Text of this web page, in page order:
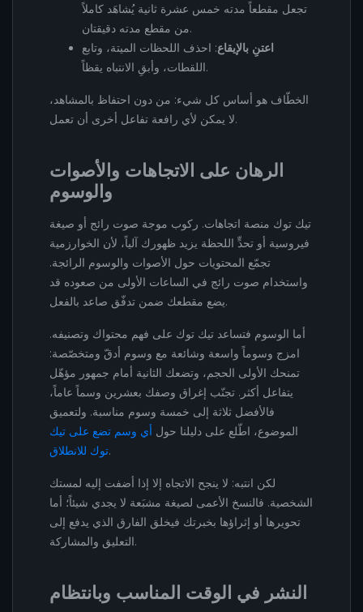
تجعل مقطعاً مدته خمس عشرة ثانية يُشاهَد كاملاً
من مقطع مدته دقيقتان.
اعتنِ بالإيقاع: احذف اللحظات الميتة، وتابع
اللقطات، وأبقِ الانتباه يقظاً.
الخطّاف هو أساس كل شيء: من دون احتفاظ بالمشاهد،
لا يمكن لأي رافعة تفاعل أخرى أن تعمل.
الرهان على الاتجاهات والأصوات
والوسوم
تيك توك منصة اتجاهات. ركوب موجة صوت رائج أو صيغة
فيروسية أو تحدٍّ اللحظة يزيد ظهورك آلياً، لأن الخوارزمية
تجمّع المحتويات حول الأصوات والوسوم الرائجة.
واستخدام صوت رائج في الساعات الأولى من صعوده قد
يضع مقطعك ضمن تدفّق صاعد بالفعل.
أما الوسوم فتساعد تيك توك على فهم محتواك وتصنيفه.
امزج وسوماً واسعة وشائعة مع وسوم أدقّ ومتخصّصة:
تمنحك الأولى الحجم، وتضعك الثانية أمام جمهور مؤهّل
يتفاعل أكثر. تجنّب إغراق وصفك بعشرين وسماً عاماً،
فالأفضل ثلاثة إلى خمسة وسوم مناسبة. ولتعميق
الموضوع، اطّلع على دليلنا حول أي وسم تضع على تيك
توك للانطلاق.
لكن انتبه: لا ينجح الاتجاه إلا إذا أضفت إليه لمستك
الشخصية. فالنسخ الأعمى لصيغة مشبَعة لا يجدي شيئاً؛ أما
تحويرها أو إثراؤها بخبرتك فيخلق الفارق الذي يدفع إلى
التعليق والمشاركة.
النشر في الوقت المناسب وبانتظام